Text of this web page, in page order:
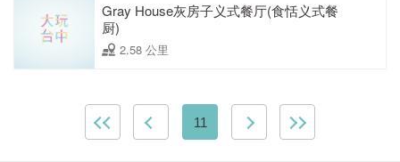
Gray House灰房子义式餐厅(食恬义式餐
厨)
2.58 公里
11